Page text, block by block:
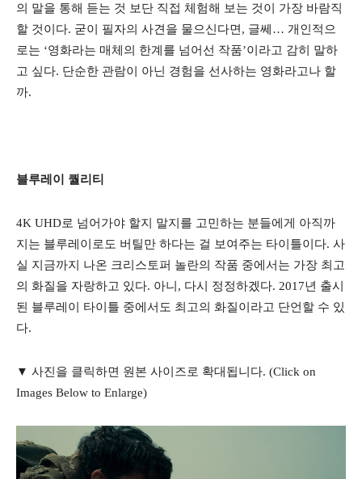
의 말을 통해 듣는 것 보단 직접 체험해 보는 것이 가장 바람직
할 것이다. 굳이 필자의 사견을 물으신다면, 글쎄… 개인적으
로는 ‘영화라는 매체의 한계를 넘어선 작품’이라고 감히 말하
고 싶다. 단순한 관람이 아닌 경험을 선사하는 영화라고나 할
까.
블루레이 퀄리티
4K UHD로 넘어가야 할지 말지를 고민하는 분들에게 아직까
지는 블루레이로도 버틸만 하다는 걸 보여주는 타이틀이다. 사
실 지금까지 나온 크리스토퍼 놀란의 작품 중에서는 가장 최고
의 화질을 자랑하고 있다. 아니, 다시 정정하겠다. 2017년 출시
된 블루레이 타이틀 중에서도 최고의 화질이라고 단언할 수 있
다.
▼ 사진을 클릭하면 원본 사이즈로 확대됩니다. (Click on
Images Below to Enlarge)